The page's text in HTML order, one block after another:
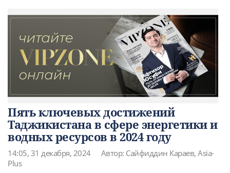
Пять ключевых достижений
Таджикистана в сфере энергетики и
водных ресурсов в 2024 году
14:05, 31 декабря, 2024
Автор: Сайфиддин Караев, Asia-
Plus